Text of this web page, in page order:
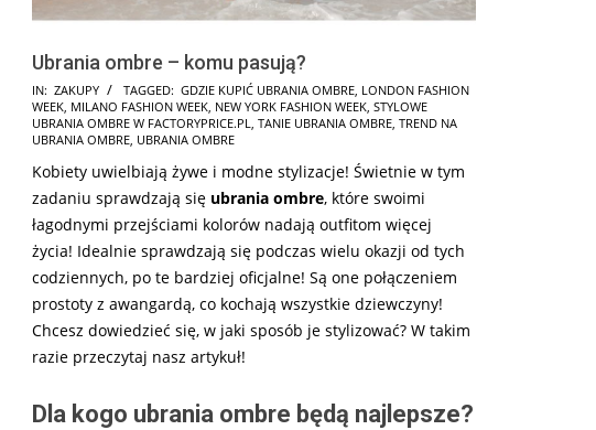
Ubrania ombre – komu pasują?
2025-
08-
08
IN: ZAKUPY TAGGED: GDZIE KUPIĆ UBRANIA OMBRE, LONDON FASHION
WEEK, MILANO FASHION WEEK, NEW YORK FASHION WEEK, STYLOWE
UBRANIA OMBRE W FACTORYPRICE.PL, TANIE UBRANIA OMBRE, TREND NA
UBRANIA OMBRE, UBRANIA OMBRE
Kobiety uwielbiają żywe i modne stylizacje! Świetnie w tym
zadaniu sprawdzają się ubrania ombre, które swoimi
łagodnymi przejściami kolorów nadają outfitom więcej
życia! Idealnie sprawdzają się podczas wielu okazji od tych
codziennych, po te bardziej oficjalne! Są one połączeniem
prostoty z awangardą, co kochają wszystkie dziewczyny!
Chcesz dowiedzieć się, w jaki sposób je stylizować? W takim
razie przeczytaj nasz artykuł!
Dla kogo ubrania ombre będą najlepsze?